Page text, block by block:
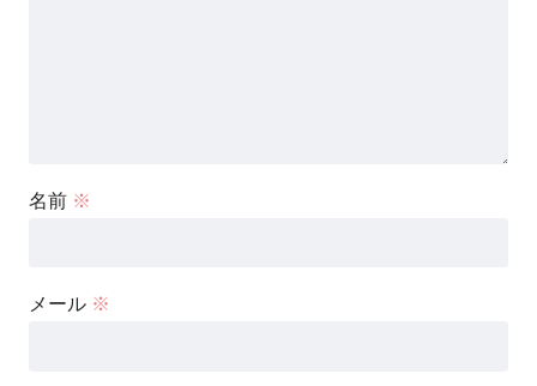
名前 ※
メール ※